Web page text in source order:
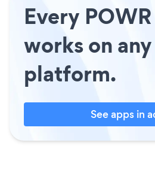
Every
works on any
platform.
See apps in